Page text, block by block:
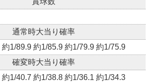
通常時大当り確率
1/89.9 約1/85.9 約1/79.9 約1/75.9
確変時大当り確率
1/40.7 約1/38.8 約1/36.1 約1/34.3